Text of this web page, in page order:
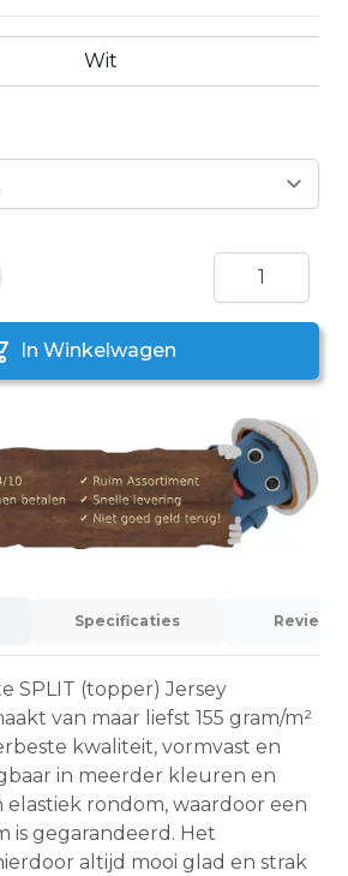
Wit
naar een vriend
Aantal
In Winkelwagen
Specificaties Reviews
SPLIT (topper) Jersey
van maar liefst 155 gram/m²
kwaliteit, vormvast en
in meerder kleuren en
elastiek rondom, waardoor een
is gegarandeerd. Het
altijd mooi glad en strak